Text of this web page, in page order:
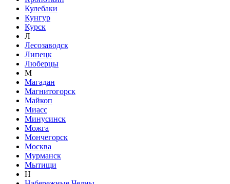
Кулебаки
Кунгур
Курск
Л
Лесозаводск
Липецк
Люберцы
М
Магадан
Магнитогорск
Майкоп
Миасс
Минусинск
Можга
Мончегорск
Москва
Мурманск
Мытищи
Н